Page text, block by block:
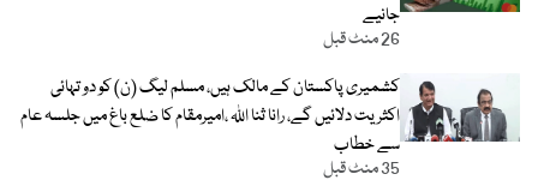
جانیے
26 منٹ قبل
کشمیری پاکستان کے مالک ہیں، مسلم لیگ (ن) کو دو تہائی
اکثریت دلائیں گے، رانا ثنا اللہ ،امیرمقام کا ضلع باغ میں جلسہ عام
سے خطاب
35 منٹ قبل